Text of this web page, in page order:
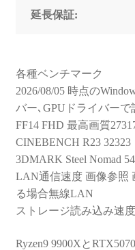
延長保証:
各種ベンチマーク
2026/08/05 時点の
バー､GPUドライバーで
FF14 FHD 最高画質
CINEBENCH R23 32323
3DMARK Steel Nomad
LAN通信速度 画像参照
る場合無線LAN
ストレージ読み込み速
Ryzen9 9900Xと